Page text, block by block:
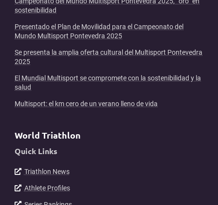
sostenibilidad
Presentado el Plan de Movilidad para el Campeonato del
Mundo Multisport Pontevedra 2025
Se presenta la amplia oferta cultural del Multisport Pontevedra
2025
El Mundial Multisport se compromete con la sostenibilidad y la
salud
Multisport: el km cero de un verano lleno de vida
World Triathlon
Quick Links
Triathlon News
Athlete Profiles